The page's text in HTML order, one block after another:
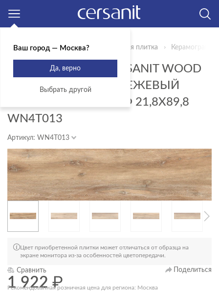
Главная Продукты Керамическая плитка
КЕРАМОГРАНИТ CERSANIT WOOD
CONCEPT NATURAL БЕЖЕВЫЙ
РЕКТИФИКАТ РЕЛЬЕФ 21,8X89,8
WN4T013
Артикул: WN4T013
Цвет приобретенной плитки может отличаться от образца на
экране монитора из-за особенностей цветопередачи.
Сравнить Поделиться
1 922₽
Рекомендованная розничная цена для региона: Москва
Ваш город — Москва?
Да, верно
Выбрать другой